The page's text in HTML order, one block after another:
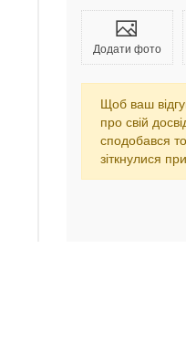
Додати фото
Щоб ваш
про свій
сподобався
зіткнулися